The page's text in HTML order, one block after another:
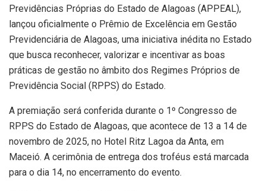
Previdências Próprias do Estado de Alagoas (APPEAL),
lançou oficialmente o Prêmio de Excelência em Gestão
Previdenciária de Alagoas, uma iniciativa inédita no Estado
que busca reconhecer, valorizar e incentivar as boas
práticas de gestão no âmbito dos Regimes Próprios de
Previdência Social (RPPS) do Estado.
A premiação será conferida durante o 1º Congresso de
RPPS do Estado de Alagoas, que acontece de 13 a 14 de
novembro de 2025, no Hotel Ritz Lagoa da Anta, em
Maceió. A cerimônia de entrega dos troféus está marcada
para o dia 14, no encerramento do evento.